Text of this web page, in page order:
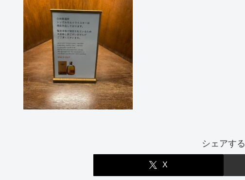
シェアする
X